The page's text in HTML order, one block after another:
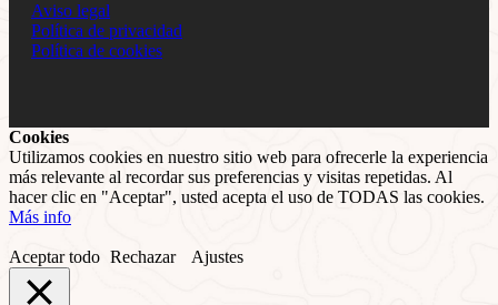
Aviso legal
Política de privacidad
Política de cookies
Cookies
Utilizamos cookies en nuestro sitio web para ofrecerle la experiencia
más relevante al recordar sus preferencias y visitas repetidas. Al
hacer clic en "Aceptar", usted acepta el uso de TODAS las cookies.
Más info
Aceptar todo Rechazar Ajustes